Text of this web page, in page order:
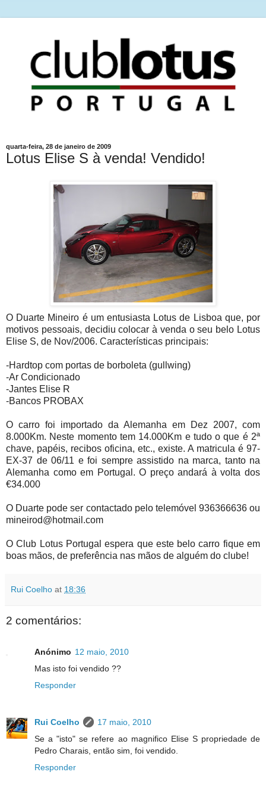
quarta-feira, 28 de janeiro de 2009
Lotus Elise S à venda! Vendido!
O Duarte Mineiro é um entusiasta Lotus de Lisboa que, por
motivos pessoais, decidiu colocar à venda o seu belo Lotus
Elise S, de Nov/2006. Características principais:
-Hardtop com portas de borboleta (gullwing)
-Ar Condicionado
-Jantes Elise R
-Bancos PROBAX
O carro foi importado da Alemanha em Dez 2007, com
8.000Km. Neste momento tem 14.000Km e tudo o que é 2ª
chave, papéis, recibos oficina, etc., existe. A matricula é 97-
EX-37 de 06/11 e foi sempre assistido na marca, tanto na
Alemanha como em Portugal. O preço andará à volta dos
€34.000
O Duarte pode ser contactado pelo telemóvel 936366636 ou
mineirod@hotmail.com
O Club Lotus Portugal espera que este belo carro fique em
boas mãos, de preferência nas mãos de alguém do clube!
Rui Coelho at 18:36
2 comentários:
Anónimo 12 maio, 2010
Mas isto foi vendido ??
Responder
Rui Coelho
17 maio, 2010
Se a "isto" se refere ao magnifico Elise S propriedade de
Pedro Charais, então sim, foi vendido.
Responder